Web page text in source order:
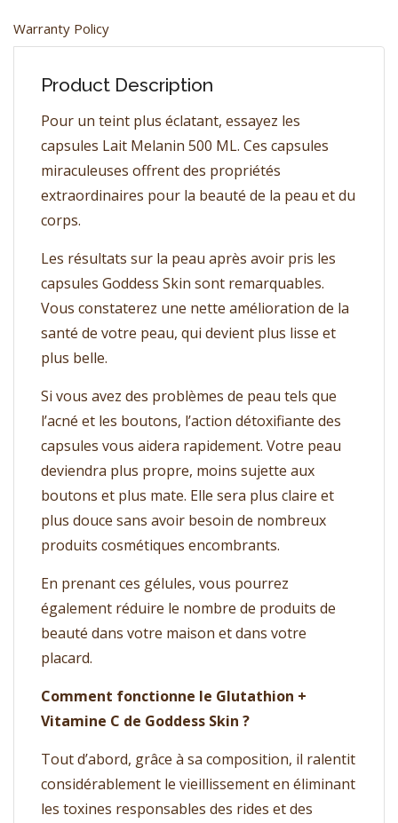
Warranty Policy
Product Description
Pour un teint plus éclatant, essayez les
capsules Lait Melanin 500 ML. Ces capsules
miraculeuses offrent des propriétés
extraordinaires pour la beauté de la peau et du
corps.
Les résultats sur la peau après avoir pris les
capsules Goddess Skin sont remarquables.
Vous constaterez une nette amélioration de la
santé de votre peau, qui devient plus lisse et
plus belle.
Si vous avez des problèmes de peau tels que
l’acné et les boutons, l’action détoxifiante des
capsules vous aidera rapidement. Votre peau
deviendra plus propre, moins sujette aux
boutons et plus mate. Elle sera plus claire et
plus douce sans avoir besoin de nombreux
produits cosmétiques encombrants.
En prenant ces gélules, vous pourrez
également réduire le nombre de produits de
beauté dans votre maison et dans votre
placard.
Comment fonctionne le Glutathion +
Vitamine C de Goddess Skin ?
Tout d’abord, grâce à sa composition, il ralentit
considérablement le vieillissement en éliminant
les toxines responsables des rides et des